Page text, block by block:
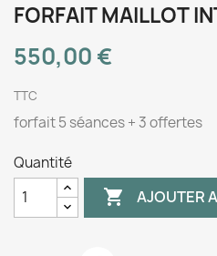
FORFAIT MAILLOT
550,00 €
TTC
forfait 5 séances + 3 offertes
Quantité
 AJOUTER